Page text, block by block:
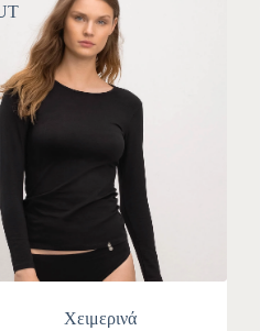
Χειμερινά